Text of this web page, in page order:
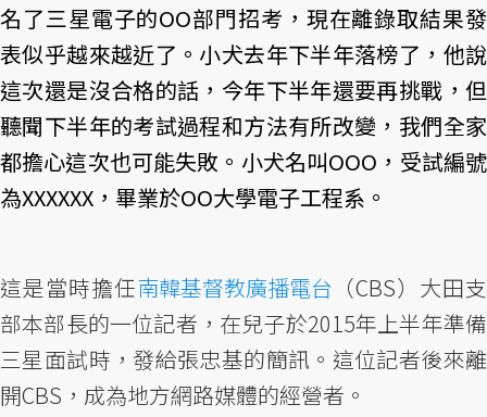
名了三星電子的OO部門招考，現在離錄取結果發
表似乎越來越近了。小犬去年下半年落榜了，他說
這次還是沒合格的話，今年下半年還要再挑戰，但
聽聞下半年的考試過程和方法有所改變，我們全家
都擔心這次也可能失敗。小犬名叫OOO，受試編號
為XXXXXX，畢業於OO大學電子工程系。
這是當時擔任南韓基督教廣播電台 （CBS）大田支
部本部長的一位記者，在兒子於2015年上半年準備
三星面試時，發給張忠基的簡訊。這位記者後來離
開CBS，成為地方網路媒體的經營者。